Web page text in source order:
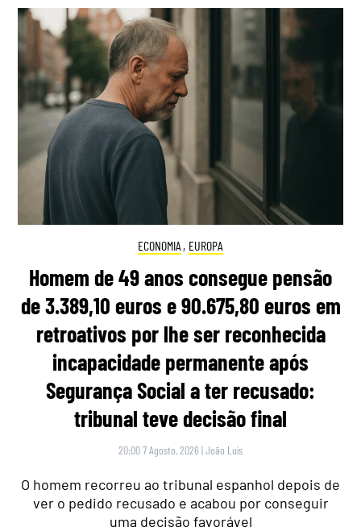
ECONOMIA , EUROPA
Homem de 49 anos consegue pensão
de 3.389,10 euros e 90.675,80 euros em
retroativos por lhe ser reconhecida
incapacidade permanente após
Segurança Social a ter recusado:
tribunal teve decisão final
20:00 7 Agosto, 2026 |João Luís
O homem recorreu ao tribunal espanhol depois de
ver o pedido recusado e acabou por conseguir
uma decisão favorável